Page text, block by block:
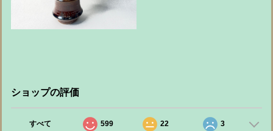
ショップの評価
すべて 599 22 3